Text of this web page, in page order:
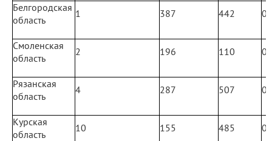
Белгородская
область
1 387 442 0
Смоленская
область
2 196 110 0
Рязанская
область
4 287 507 0
Курская
область
10 155 485 0